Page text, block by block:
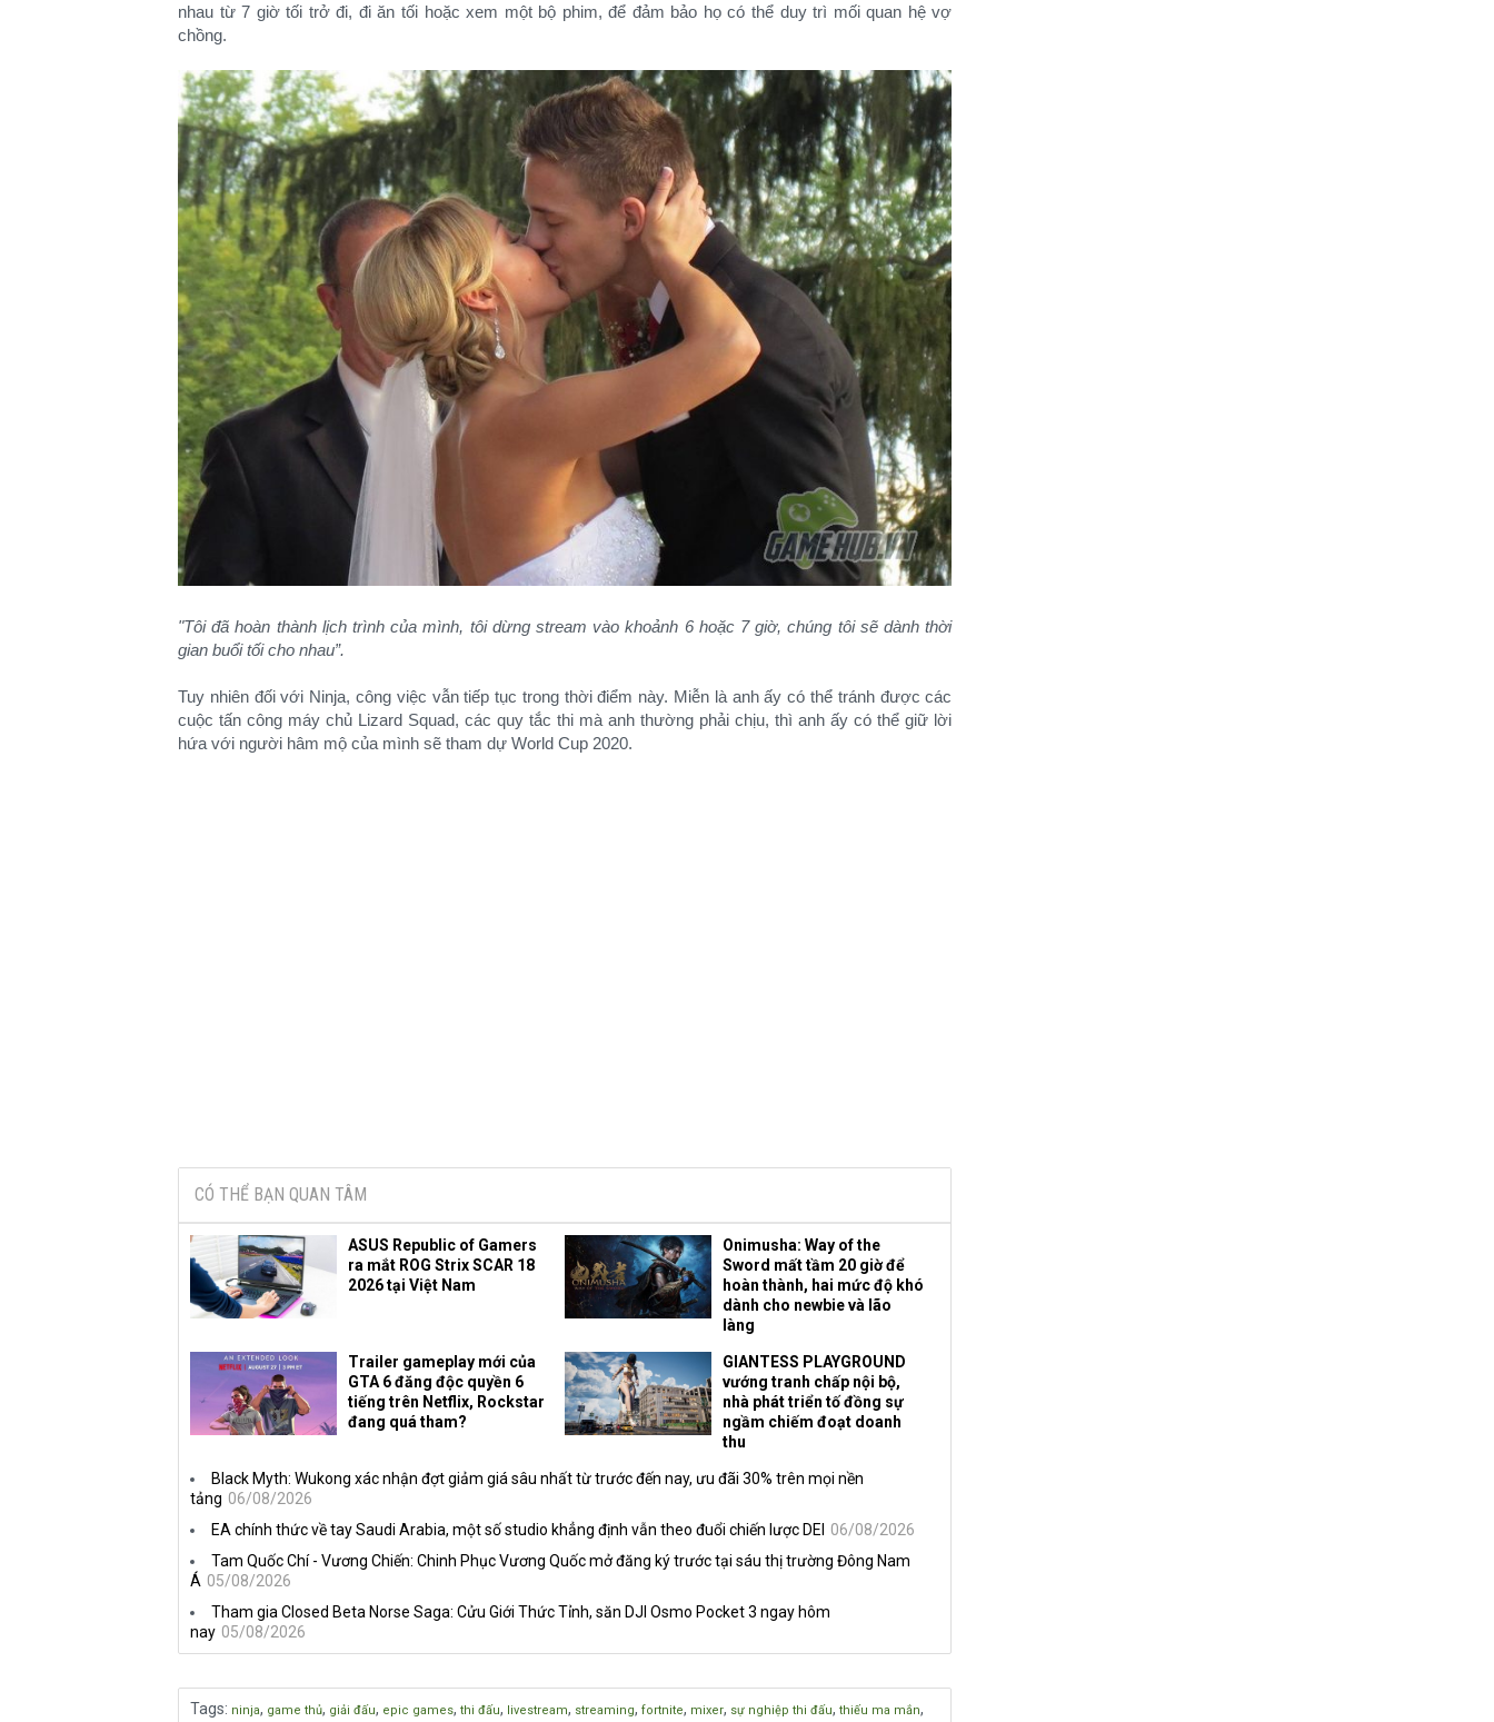
nhau từ 7 giờ tối trở đi, đi ăn tối hoặc xem một bộ phim, để đảm bảo họ có thể duy trì mối quan hệ vợ
chồng.
"Tôi đã hoàn thành lịch trình của mình, tôi dừng stream vào khoảnh 6 hoặc 7 giờ, chúng tôi sẽ dành thời
gian buổi tối cho nhau”.
Tuy nhiên đối với Ninja, công việc vẫn tiếp tục trong thời điểm này. Miễn là anh ấy có thể tránh được các
cuộc tấn công máy chủ Lizard Squad, các quy tắc thi mà anh thường phải chịu, thì anh ấy có thể giữ lời
hứa với người hâm mộ của mình sẽ tham dự World Cup 2020.
CÓ THỂ BẠN QUAN TÂM
ASUS Republic of Gamers
ra mắt ROG Strix SCAR 18
2026 tại Việt Nam
Onimusha: Way of the
Sword mất tầm 20 giờ để
hoàn thành, hai mức độ khó
dành cho newbie và lão
làng
Trailer gameplay mới của
GTA 6 đăng độc quyền 6
tiếng trên Netflix, Rockstar
đang quá tham?
GIANTESS PLAYGROUND
vướng tranh chấp nội bộ,
nhà phát triển tố đồng sự
ngầm chiếm đoạt doanh
thu
Black Myth: Wukong xác nhận đợt giảm giá sâu nhất từ trước đến nay, ưu đãi 30% trên mọi nền
tảng 06/08/2026
EA chính thức về tay Saudi Arabia, một số studio khẳng định vẫn theo đuổi chiến lược DEI
06/08/2026
Tam Quốc Chí - Vương Chiến: Chinh Phục Vương Quốc mở đăng ký trước tại sáu thị trường Đông Nam
Á 05/08/2026
Tham gia Closed Beta Norse Saga: Cửu Giới Thức Tỉnh, săn DJI Osmo Pocket 3 ngay hôm
nay 05/08/2026
Tags: ninja, game thủ, giải đấu, epic games, thi đấu, livestream, streaming, fortnite, mixer, sự nghiệp thi đấu, thiếu ma mắn,